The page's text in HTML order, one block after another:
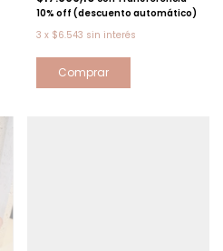
10% off (descuento automático)
3 x $6.543 sin interés